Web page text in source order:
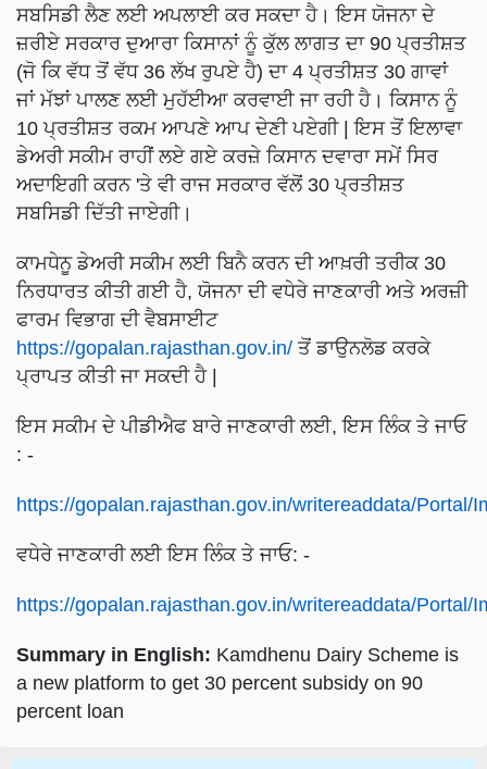
ਸਬਸਿਡੀ ਲੈਣ ਲਈ ਅਪਲਾਈ ਕਰ ਸਕਦਾ ਹੈ। ਇਸ ਯੋਜਨਾ ਦੇ
ਜ਼ਰੀਏ ਸਰਕਾਰ ਦੁਆਰਾ ਕਿਸਾਨਾਂ ਨੂੰ ਕੁੱਲ ਲਾਗਤ ਦਾ 90 ਪ੍ਰਤੀਸ਼ਤ
(ਜੋ ਕਿ ਵੱਧ ਤੋਂ ਵੱਧ 36 ਲੱਖ ਰੁਪਏ ਹੈ) ਦਾ 4 ਪ੍ਰਤੀਸ਼ਤ 30 ਗਾਵਾਂ
ਜਾਂ ਮੱਝਾਂ ਪਾਲਣ ਲਈ ਮੁਹੱਈਆ ਕਰਵਾਈ ਜਾ ਰਹੀ ਹੈ। ਕਿਸਾਨ ਨੂੰ
10 ਪ੍ਰਤੀਸ਼ਤ ਰਕਮ ਆਪਣੇ ਆਪ ਦੇਣੀ ਪਏਗੀ | ਇਸ ਤੋਂ ਇਲਾਵਾ
ਡੇਅਰੀ ਸਕੀਮ ਰਾਹੀਂ ਲਏ ਗਏ ਕਰਜ਼ੇ ਕਿਸਾਨ ਦਵਾਰਾ ਸਮੇਂ ਸਿਰ
ਅਦਾਇਗੀ ਕਰਨ 'ਤੇ ਵੀ ਰਾਜ ਸਰਕਾਰ ਵੱਲੋਂ 30 ਪ੍ਰਤੀਸ਼ਤ
ਸਬਸਿਡੀ ਦਿੱਤੀ ਜਾਏਗੀ।
ਕਾਮਧੇਨੂ ਡੇਅਰੀ ਸਕੀਮ ਲਈ ਬਿਨੈ ਕਰਨ ਦੀ ਆਖ਼ਰੀ ਤਰੀਕ 30
ਨਿਰਧਾਰਤ ਕੀਤੀ ਗਈ ਹੈ, ਯੋਜਨਾ ਦੀ ਵਧੇਰੇ ਜਾਣਕਾਰੀ ਅਤੇ ਅਰਜ਼ੀ
ਫਾਰਮ ਵਿਭਾਗ ਦੀ ਵੈਬਸਾਈਟ
https://gopalan.rajasthan.gov.in/ ਤੋਂ ਡਾਉਨਲੋਡ ਕਰਕੇ
ਪ੍ਰਾਪਤ ਕੀਤੀ ਜਾ ਸਕਦੀ ਹੈ |
ਇਸ ਸਕੀਮ ਦੇ ਪੀਡੀਐਫ ਬਾਰੇ ਜਾਣਕਾਰੀ ਲਈ, ਇਸ ਲਿੰਕ ਤੇ ਜਾਓ
: -
https://gopalan.rajasthan.gov.in/writereaddata/Portal/
ਵਧੇਰੇ ਜਾਣਕਾਰੀ ਲਈ ਇਸ ਲਿੰਕ ਤੇ ਜਾਓ: -
https://gopalan.rajasthan.gov.in/writereaddata/Portal/
Summary in English: Kamdhenu Dairy Scheme is
a new platform to get 30 percent subsidy on 90
percent loan